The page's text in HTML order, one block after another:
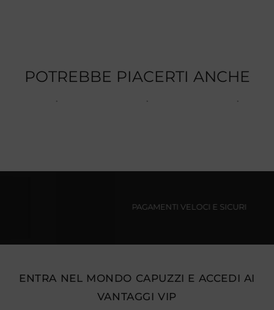
POTREBBE PIACERTI ANCHE
PAGAMENTI VELOCI E SICURI
ENTRA NEL MONDO CAPUZZI E ACCEDI AI
VANTAGGI VIP